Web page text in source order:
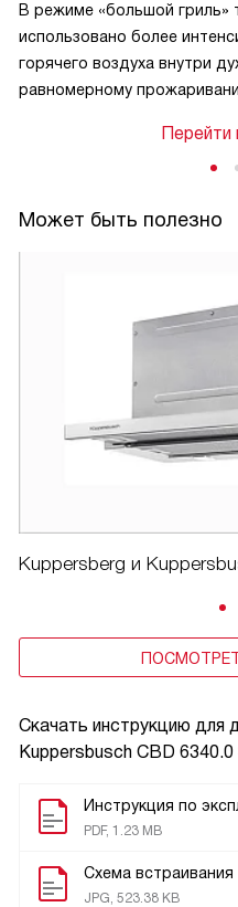
Скачать инструкцию для
Kuppersbusch CBD 6340.0
Инструкция по
PDF, 1.23 MB
Схема встраивания
JPG, 523.38 KB
В режиме «большой гриль»
использовано более
горячего воздуха внутри
равномерному
Перейти
Может быть полезно
Kuppersberg и